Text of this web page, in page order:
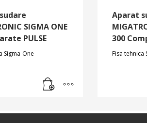
SIGMA ONE
PULSE
Sigma-One
Aparat
300
Fisa tehnica